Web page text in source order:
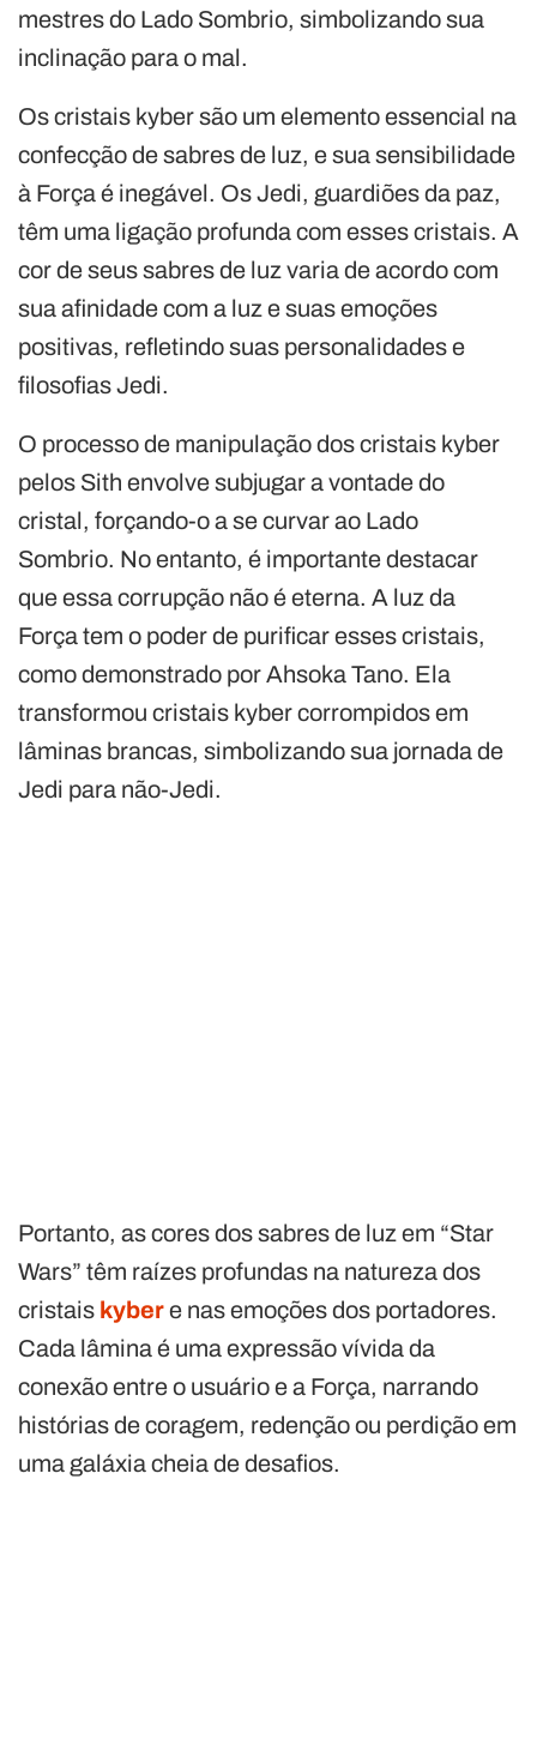
mestres do Lado Sombrio, simbolizando sua
inclinação para o mal.
Os cristais kyber são um elemento essencial na
confecção de sabres de luz, e sua sensibilidade
à Força é inegável. Os Jedi, guardiões da paz,
têm uma ligação profunda com esses cristais. A
cor de seus sabres de luz varia de acordo com
sua afinidade com a luz e suas emoções
positivas, refletindo suas personalidades e
filosofias Jedi.
O processo de manipulação dos cristais kyber
pelos Sith envolve subjugar a vontade do
cristal, forçando-o a se curvar ao Lado
Sombrio. No entanto, é importante destacar
que essa corrupção não é eterna. A luz da
Força tem o poder de purificar esses cristais,
como demonstrado por Ahsoka Tano. Ela
transformou cristais kyber corrompidos em
lâminas brancas, simbolizando sua jornada de
Jedi para não-Jedi.
Portanto, as cores dos sabres de luz em “Star
Wars” têm raízes profundas na natureza dos
cristais kybere nas emoções dos portadores.
Cada lâmina é uma expressão vívida da
conexão entre o usuário e a Força, narrando
histórias de coragem, redenção ou perdição em
uma galáxia cheia de desafios.